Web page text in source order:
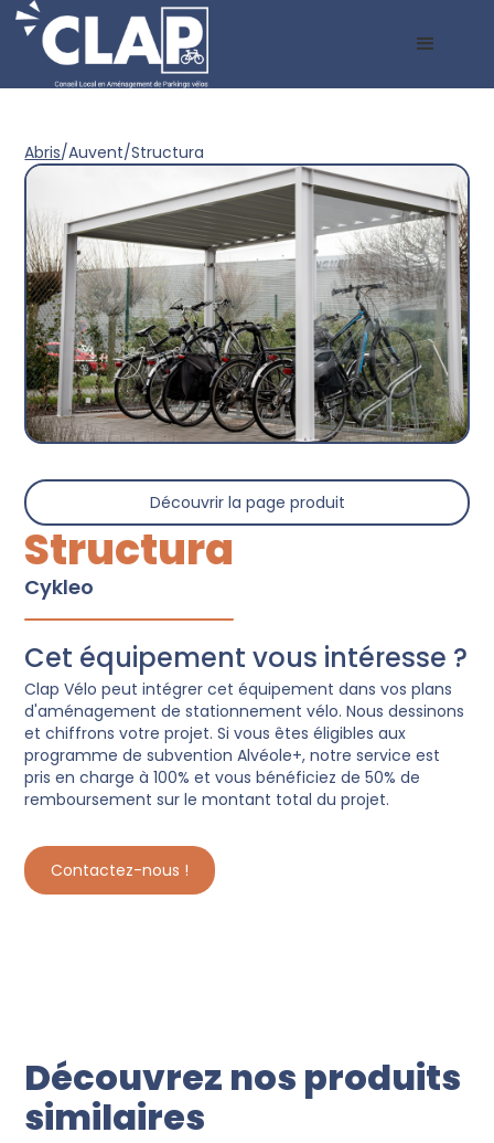
Abris/Auvent/Structura
Découvrir la page produit
Structura
Cykleo
Cet équipement vous intéresse ?
Clap Vélo peut intégrer cet équipement dans vos plans
d'aménagement de stationnement vélo. Nous dessinons
et chiffrons votre projet. Si vous êtes éligibles aux
programme de subvention Alvéole+, notre service est
pris en charge à 100% et vous bénéficiez de 50% de
remboursement sur le montant total du projet.
Contactez-nous !
Découvrez nos produits
similaires